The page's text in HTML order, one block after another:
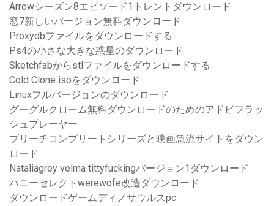
Arrowシーズン8エピソード1トレントダウンロード
窓7新しいバージョン無料ダウンロード
Proxydbファイルをダウンロードする
Ps4の小さな大きな惑星のダウンロード
Sketchfabからstlファイルをダウンロードする
Cold Clone isoをダウンロード
Linuxフルバージョンのダウンロード
グーグルクローム無料ダウンロードのためのアドビフラッ
シュプレーヤー
ブリーチコンプリートシリーズと映画急流サイトをダウン
ロード
Nataliagrey velma tittyfuckingバージョン1ダウンロード
ハニーセレクトwerewofe改造ダウンロード
ダウンロードゲームディノサウルスpc